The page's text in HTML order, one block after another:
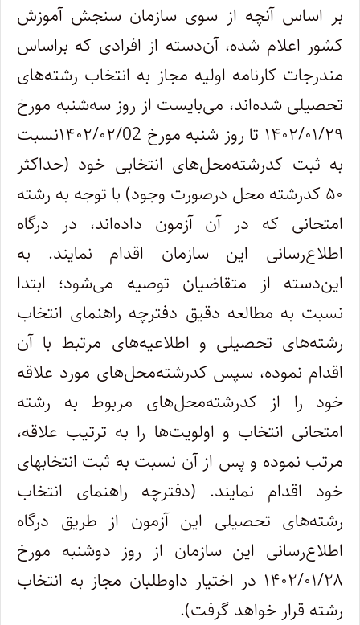
بر اساس آنچه از سوی سازمان سنجش آموزش
کشور اعلام شده، آن‌دسته از افرادی که براساس
مندرجات کارنامه اولیه مجاز به انتخاب رشته‌های
تحصیلی شده‌اند، می‌بایست از روز سه‌شنبه مورخ
۱۴۰۲/۰۱/۲۹ تا روز شنبه مورخ ۱۴۰۲/۰۲/02نسبت
به ثبت کدرشته‌محل‌های انتخابی خود (حداکثر
۵۰ کدرشته محل درصورت وجود) با توجه به رشته
امتحانی که در آن آزمون داده‌اند، در درگاه
اطلاع‌رسانی این سازمان اقدام نمایند. به
این‌دسته از متقاضیان توصیه می‌شود؛ ابتدا
نسبت به مطالعه دقیق دفترچه راهنمای انتخاب
رشته‌های تحصیلی و اطلاعیه‌های مرتبط با آن
اقدام نموده، سپس کدرشته‌محل‌های مورد علاقه
خود را از کدرشته‌محل‌های مربوط به رشته
امتحانی انتخاب و اولویت‌ها را به ترتیب علاقه،
مرتب نموده و پس از آن نسبت به ثبت انتخابهای
خود اقدام نمایند. (دفترچه راهنمای انتخاب
رشته‌های تحصیلی این آزمون از طریق درگاه
اطلاع‌رسانی این سازمان از روز دو‌شنبه مورخ
۱۴۰۲/۰۱/۲۸ در اختیار داوطلبان مجاز به انتخاب
رشته قرار خواهد گرفت).